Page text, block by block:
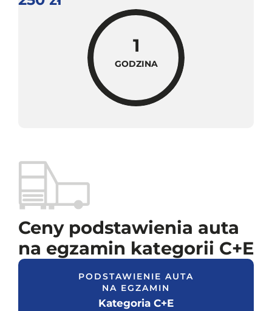
1
GODZINA
Ceny podstawienia auta
na egzamin kategorii C+E
PODSTAWIENIE AUTA
NA EGZAMIN
Kategoria C+E